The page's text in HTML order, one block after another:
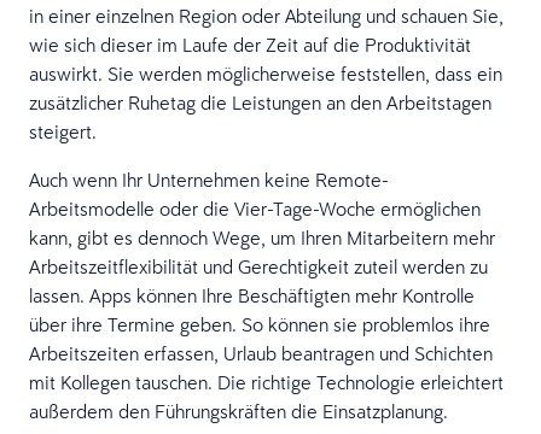
in einer einzelnen Region oder Abteilung und schauen Sie,
wie sich dieser im Laufe der Zeit auf die Produktivität
auswirkt. Sie werden möglicherweise feststellen, dass ein
zusätzlicher Ruhetag die Leistungen an den Arbeitstagen
steigert.
Auch wenn Ihr Unternehmen keine Remote-
Arbeitsmodelle oder die Vier-Tage-Woche ermöglichen
kann, gibt es dennoch Wege, um Ihren Mitarbeitern mehr
Arbeitszeitflexibilität und Gerechtigkeit zuteil werden zu
lassen. Apps können Ihre Beschäftigten mehr Kontrolle
über ihre Termine geben. So können sie problemlos ihre
Arbeitszeiten erfassen, Urlaub beantragen und Schichten
mit Kollegen tauschen. Die richtige Technologie erleichtert
außerdem den Führungskräften die Einsatzplanung.